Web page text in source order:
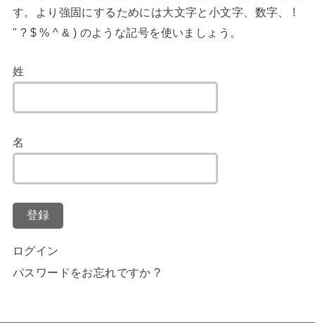
す。より強固にするためには大文字と小文字、数字、 !
" ? $ % ^ & ) のような記号を使いましょう。
姓
名
登録
ログイン
パスワードをお忘れですか ?